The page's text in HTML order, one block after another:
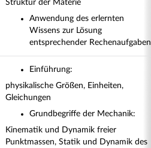
Struktur der Materie
Anwendung des erlernten
Wissens zur Lösung
entsprechender Rechenaufgaben
Einführung:
physikalische Größen, Einheiten,
Gleichungen
Grundbegriffe der Mechanik:
Kinematik und Dynamik freier
Punktmassen, Statik und Dynamik des